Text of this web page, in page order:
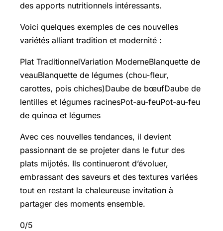
des apports nutritionnels intéressants.
Voici quelques exemples de ces nouvelles
variétés alliant tradition et modernité :
Plat TraditionnelVariation ModerneBlanquette de
veauBlanquette de légumes (chou-fleur,
carottes, pois chiches)Daube de bœufDaube de
lentilles et légumes racinesPot-au-feuPot-au-feu
de quinoa et légumes
Avec ces nouvelles tendances, il devient
passionnant de se projeter dans le futur des
plats mijotés. Ils continueront d’évoluer,
embrassant des saveurs et des textures variées
tout en restant la chaleureuse invitation à
partager des moments ensemble.
0/5